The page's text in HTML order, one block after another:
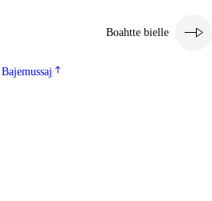
Boahtte bielle
Bajemussaj